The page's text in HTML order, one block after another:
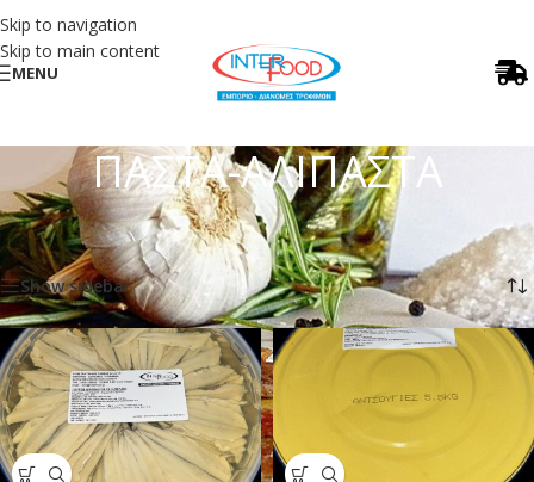
Skip to navigation
Skip to main content
MENU
ΠΑΣΤΑ-ΑΛΙΠΑΣΤΑ
Αρχική σελίδα/ΠΑΣΤΑ-ΑΛΙΠΑΣΤΑ
Προβάλλονται όλα - 11 αποτελέσματα
Show sidebar